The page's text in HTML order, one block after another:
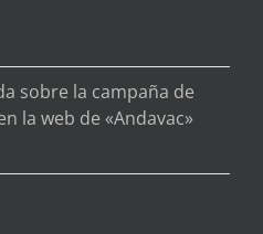
sobre la campaña de
la web de «Andavac»